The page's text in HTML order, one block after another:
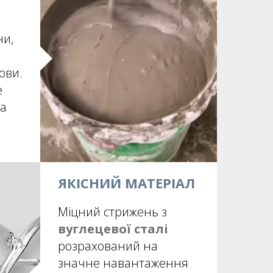
ЯКІСНИЙ МАТЕРІАЛ
Міцний стрижень з
вуглецевої сталі
розрахований на
значне навантаження